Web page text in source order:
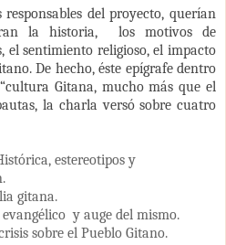
del proyecto, querían
la historia, los motivos de
el sentimiento religioso, el impacto
De hecho, éste epígrafe dentro
Gitana, mucho más que el
la charla versó sobre cuatro
estereotipos y
gitana.
y auge del mismo.
sobre el Pueblo Gitano.